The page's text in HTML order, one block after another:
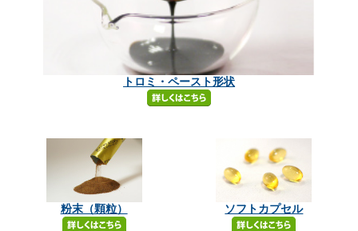
トロミ・ペースト形状
粉末（顆粒） ソフトカプセル